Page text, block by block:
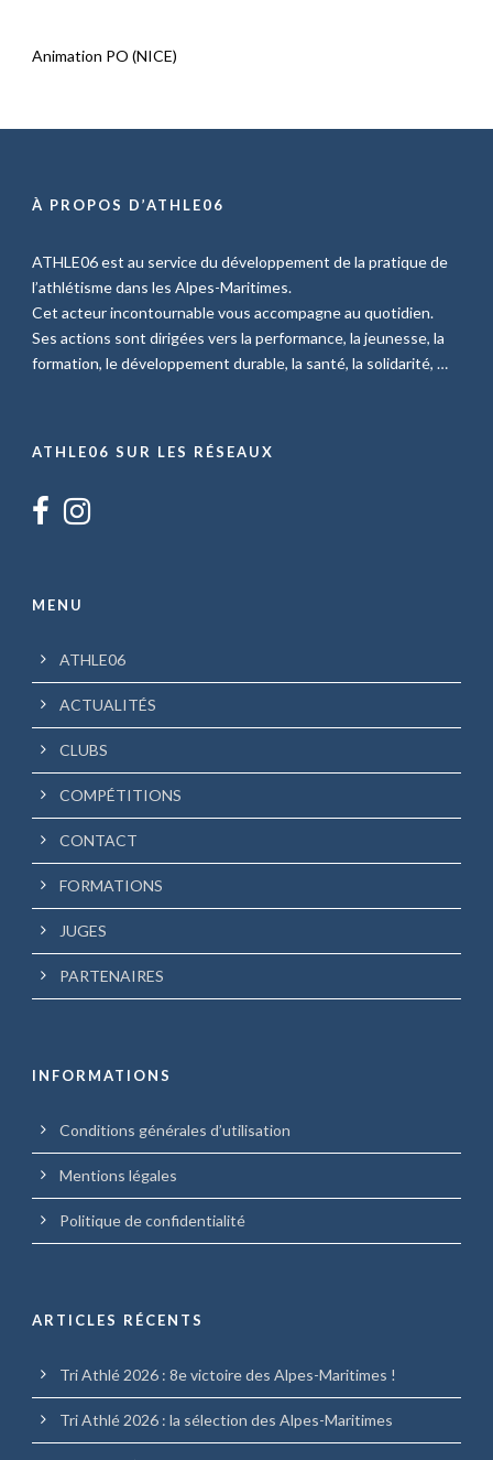
Animation PO (NICE)
À PROPOS D’ATHLE06
ATHLE06 est au service du développement de la pratique de
l’athlétisme dans les Alpes-Maritimes.
Cet acteur incontournable vous accompagne au quotidien.
Ses actions sont dirigées vers la performance, la jeunesse, la
formation, le développement durable, la santé, la solidarité, …
ATHLE06 SUR LES RÉSEAUX
MENU
ATHLE06
ACTUALITÉS
CLUBS
COMPÉTITIONS
CONTACT
FORMATIONS
JUGES
PARTENAIRES
INFORMATIONS
Conditions générales d’utilisation
Mentions légales
Politique de confidentialité
ARTICLES RÉCENTS
Tri Athlé 2026 : 8e victoire des Alpes-Maritimes !
Tri Athlé 2026 : la sélection des Alpes-Maritimes